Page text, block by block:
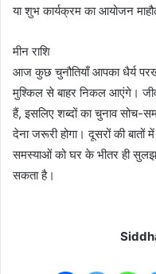
या शुभ कार्यक्रम का आयोजन
मीन राशि
आज कुछ चुनौतियाँ आपका धैर्य
मुश्किल से बाहर निकल आएंगे।
हैं, इसलिए शब्दों का चुनाव सोच-
देना जरूरी होगा। दूसरों की
समस्याओं को घर के भीतर ही
सकता है।